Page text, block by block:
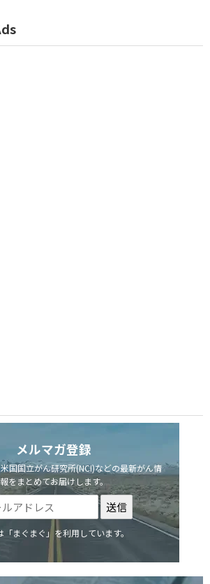
メルマガ登録
国国立がん研究所(NCI)などの最新がん情
報をまとめてお届けします。
「まぐまぐ」を利用しています。